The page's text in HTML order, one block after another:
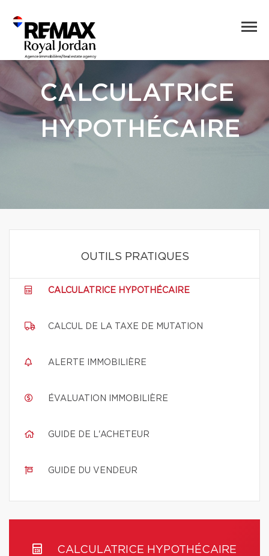
CALCULATRICE
HYPOTHÉCAIRE
OUTILS PRATIQUES
CALCULATRICE HYPOTHÉCAIRE
CALCUL DE LA TAXE DE MUTATION
ALERTE IMMOBILIÈRE
ÉVALUATION IMMOBILIÈRE
GUIDE DE L'ACHETEUR
GUIDE DU VENDEUR
CALCULATRICE HYPOTHÉCAIRE